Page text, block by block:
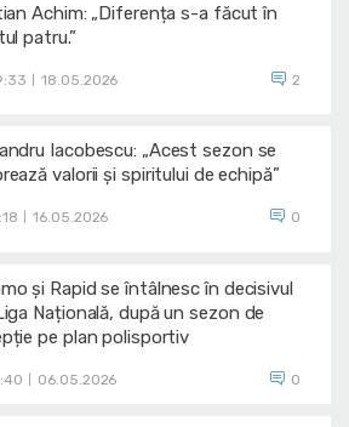
Achim: „Diferența s-a făcut în
patru.”
18.05.2026 2
Iacobescu: „Acest sezon se
valorii și spiritului de echipă”
16.05.2026 0
și Rapid se întâlnesc în decisivul
Națională, după un sezon de
pe plan polisportiv
06.05.2026 0